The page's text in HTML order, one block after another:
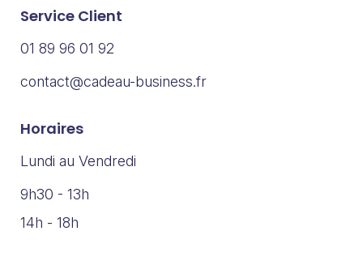
Service Client
01 89 96 01 92
contact@cadeau-business.fr
Horaires
Lundi au Vendredi
9h30 - 13h
14h - 18h